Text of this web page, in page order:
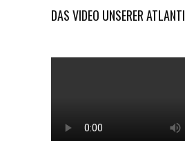
DAS VIDEO UNSERER